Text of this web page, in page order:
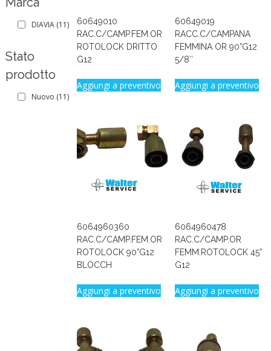
60649010
RAC.C/CAMP.FEM.OR
ROTOLOCK DRITTO
G12
Aggiungi a preventivo
60649019
RACC.C/CAMPANA
FEMMINA OR 90°G12
5/8″
Aggiungi a preventivo
6064960360
RAC.C/CAMP.FEM.OR
ROTOLOCK 90°G12
BLOCCH
Aggiungi a preventivo
6064960478
RAC.C/CAMP.OR
FEMM.ROTOLOCK 45°
G12
Aggiungi a preventivo
DIAVIA (11)
Stato
prodotto
Nuovo (11)